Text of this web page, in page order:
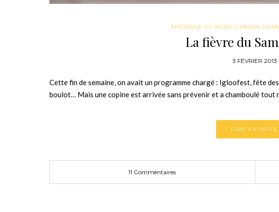
AMÉRIQUE DU NORD, CANADA,
La fièvre du
3 FÉVRIER 2013
Cette fin de semaine, on avait un programme chargé : Igloofest, fête
boulot… Mais une copine est arrivée sans prévenir et a chamboulé tout
LIRE LA SUITE
11 Commentaires